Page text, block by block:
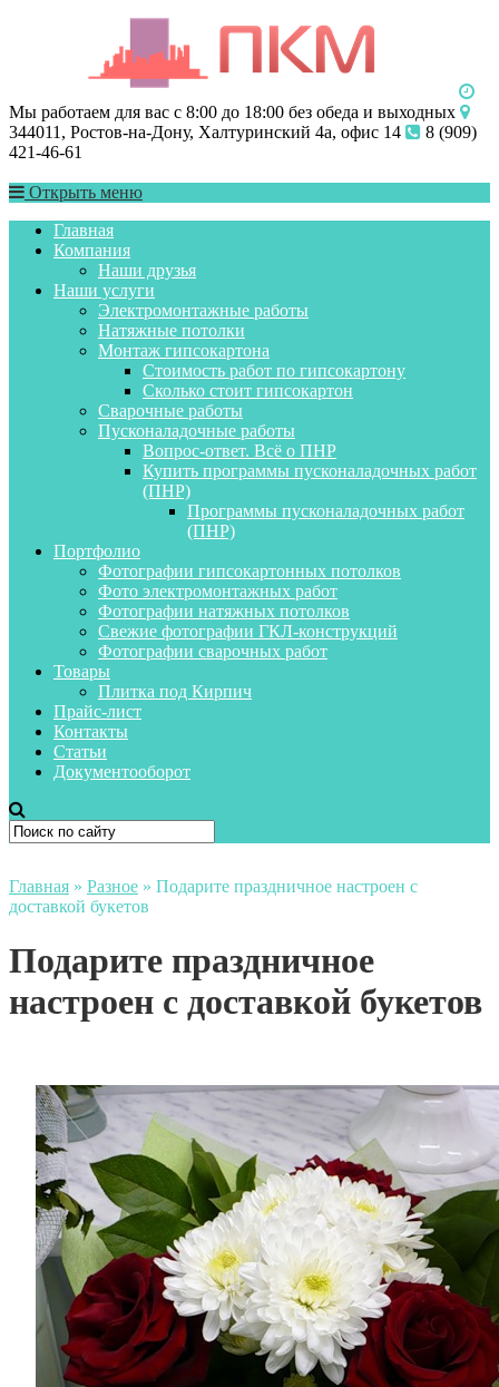
Мы работаем для вас с 8:00 до 18:00 без обеда и выходных
344011, Ростов-на-Дону, Халтуринский 4а, офис 14
8 (909)
421-46-61
Открыть меню
Главная
Компания
Наши друзья
Наши услуги
Электромонтажные работы
Натяжные потолки
Монтаж гипсокартона
Стоимость работ по гипсокартону
Сколько стоит гипсокартон
Сварочные работы
Пусконаладочные работы
Вопрос-ответ. Всё о ПНР
Купить программы пусконаладочных работ
(ПНР)
Программы пусконаладочных работ
(ПНР)
Портфолио
Фотографии гипсокартонных потолков
Фото электромонтажных работ
Фотографии натяжных потолков
Свежие фотографии ГКЛ-конструкций
Фотографии сварочных работ
Товары
Плитка под Кирпич
Прайс-лист
Контакты
Статьи
Документооборот
Главная » Разное » Подарите праздничное настроен с
доставкой букетов
Подарите праздничное
настроен с доставкой букетов